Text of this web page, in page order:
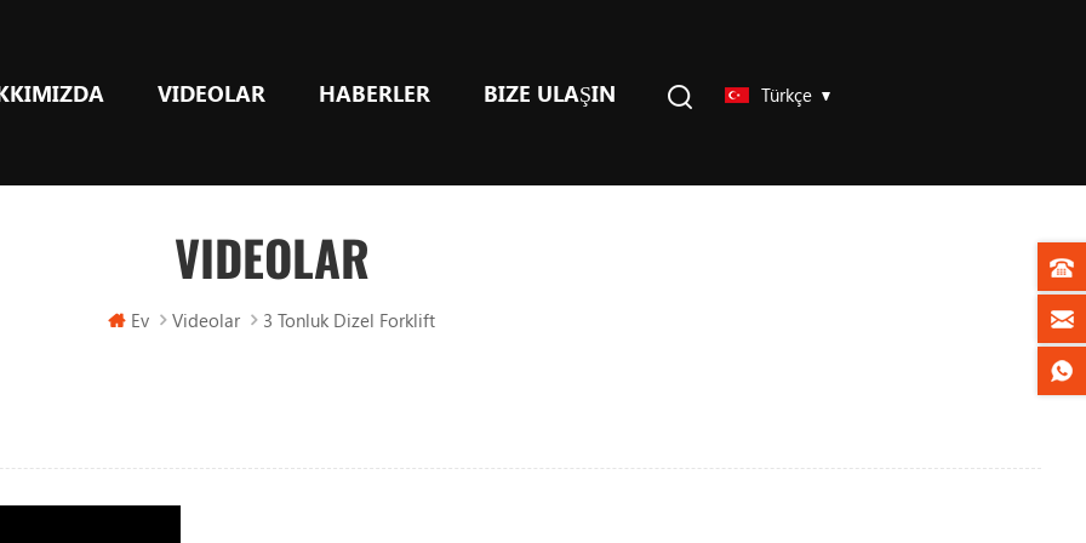
VIDEOLAR HABERLER BIZE ULAŞIN Türkçe
VIDEOLAR
Ev Videolar 3 Tonluk Dizel Forklift